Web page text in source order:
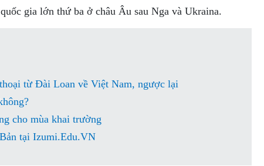
gia lớn thứ ba ở châu Âu sau Nga và Ukraina.
từ Đài Loan về Việt Nam, ngược lại
cho mùa khai trường
tại Izumi.Edu.VN